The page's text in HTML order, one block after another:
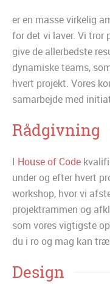
er en masse virkelig
for det vi laver. Vi tror
give de allerbedste
dynamiske teams,
hvert projekt. Vores
samarbejde med
Rådgivning
I House of Code
under og efter hvert
workshop, hvor vi
projektrammen og
som vores vigtigste
du i ro og mag kan
Design